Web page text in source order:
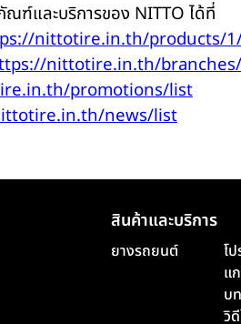
ฑ์และบริการของ NITTO ได้ที่
nittotire.in.th/products/
nittotire.in.th/
promotions/list
news/list
สินค้าและบริการ
ยางรถยนต์
โ
แ
บ
วิ